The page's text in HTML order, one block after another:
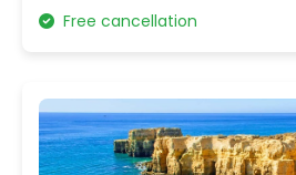
Free cancellation